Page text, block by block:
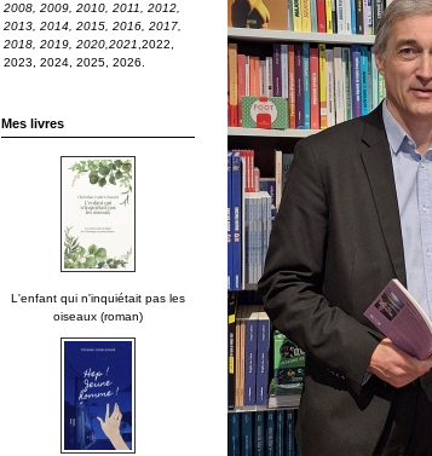
2008, 2009, 2010, 2011, 2012,
2013, 2014, 2015, 2016, 2017,
2018, 2019, 2020,2021 ,2022,
2023, 2024, 2025, 2026.
Mes livres
L'enfant qui n'inquiétait pas les
oiseaux (roman)